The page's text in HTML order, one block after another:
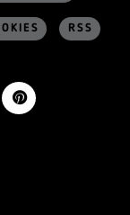
RSS